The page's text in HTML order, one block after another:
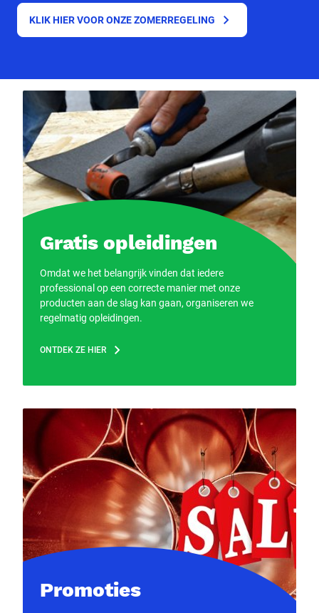
KLIK HIER VOOR ONZE ZOMERREGELING
Gratis opleidingen
Omdat we het belangrijk vinden dat iedere
professional op een correcte manier met onze
producten aan de slag kan gaan, organiseren we
regelmatig opleidingen.
ONTDEK ZE HIER
Promoties